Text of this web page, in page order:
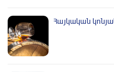
Հայկական